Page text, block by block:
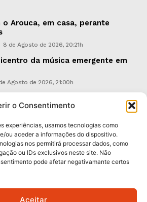
o Consentimento
experiências, usamos tecnologias como
ou aceder a informações do dispositivo.
nos permitirá processar dados, como
ou IDs exclusivos neste site. Não
pode afetar negativamante certos
Aceitar
Arouca, em casa, perante
8 de Agosto de 2026, 20:21h
da música emergente em
Agosto de 2026, 21:00h